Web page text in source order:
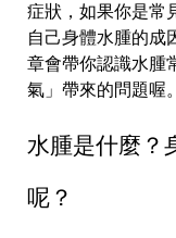
症狀，如果你是常
自己身體水腫的成
章會帶你認識水腫
氣」帶來的問題喔。
水腫是什麼？
呢？